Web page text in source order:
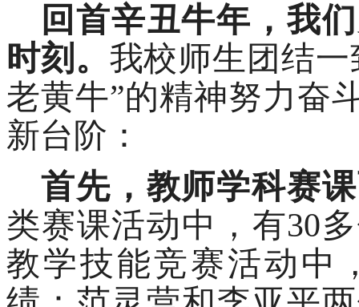
回首辛丑牛年，我
时刻。 我校师生团结
老黄牛”的精神努力奋
新台阶：
首先，教师学科赛
类赛课活动中，有30
教学技能竞赛活动中